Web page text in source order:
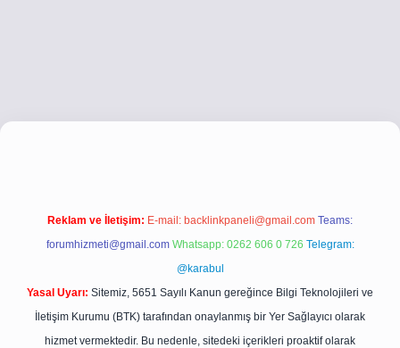
betci girişbetci girişhiltonbet yeni giriş
Reklam ve İletişim: E-mail: backlinkpaneli@gmail.com Teams:
forumhizmeti@gmail.com Whatsapp: 0262 606 0 726 Telegram:
@karabul
Yasal Uyarı: Sitemiz, 5651 Sayılı Kanun gereğince Bilgi Teknolojileri ve
İletişim Kurumu (BTK) tarafından onaylanmış bir Yer Sağlayıcı olarak
hizmet vermektedir. Bu nedenle, sitedeki içerikleri proaktif olarak